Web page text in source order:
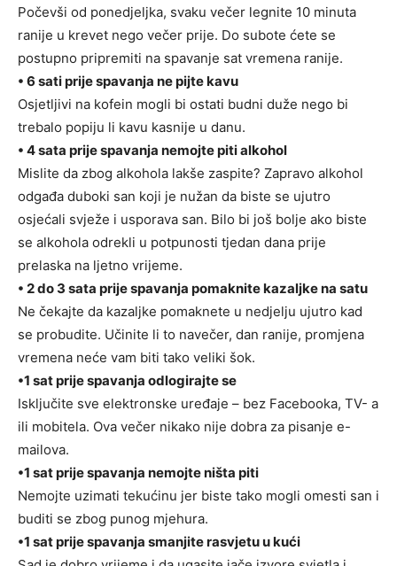
Počevši od ponedjeljka, svaku večer legnite 10 minuta
ranije u krevet nego večer prije. Do subote ćete se
postupno pripremiti na spavanje sat vremena ranije.
• 6 sati prije spavanja ne pijte kavu
Osjetljivi na kofein mogli bi ostati budni duže nego bi
trebalo popiju li kavu kasnije u danu.
• 4 sata prije spavanja nemojte piti alkohol
Mislite da zbog alkohola lakše zaspite? Zapravo alkohol
odgađa duboki san koji je nužan da biste se ujutro
osjećali svježe i usporava san. Bilo bi još bolje ako biste
se alkohola odrekli u potpunosti tjedan dana prije
prelaska na ljetno vrijeme.
• 2 do 3 sata prije spavanja pomaknite kazaljke na satu
Ne čekajte da kazaljke pomaknete u nedjelju ujutro kad
se probudite. Učinite li to navečer, dan ranije, promjena
vremena neće vam biti tako veliki šok.
•1 sat prije spavanja odlogirajte se
Isključite sve elektronske uređaje – bez Facebooka, TV- a
ili mobitela. Ova večer nikako nije dobra za pisanje e-
mailova.
•1 sat prije spavanja nemojte ništa piti
Nemojte uzimati tekućinu jer biste tako mogli omesti san i
buditi se zbog punog mjehura.
•1 sat prije spavanja smanjite rasvjetu u kući